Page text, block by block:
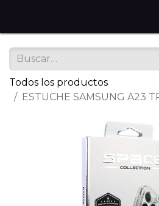
Todos los productos
ESTUCHE SAMSUNG A23